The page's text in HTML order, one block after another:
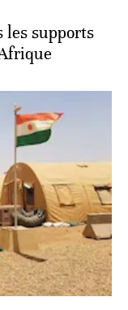
les supports